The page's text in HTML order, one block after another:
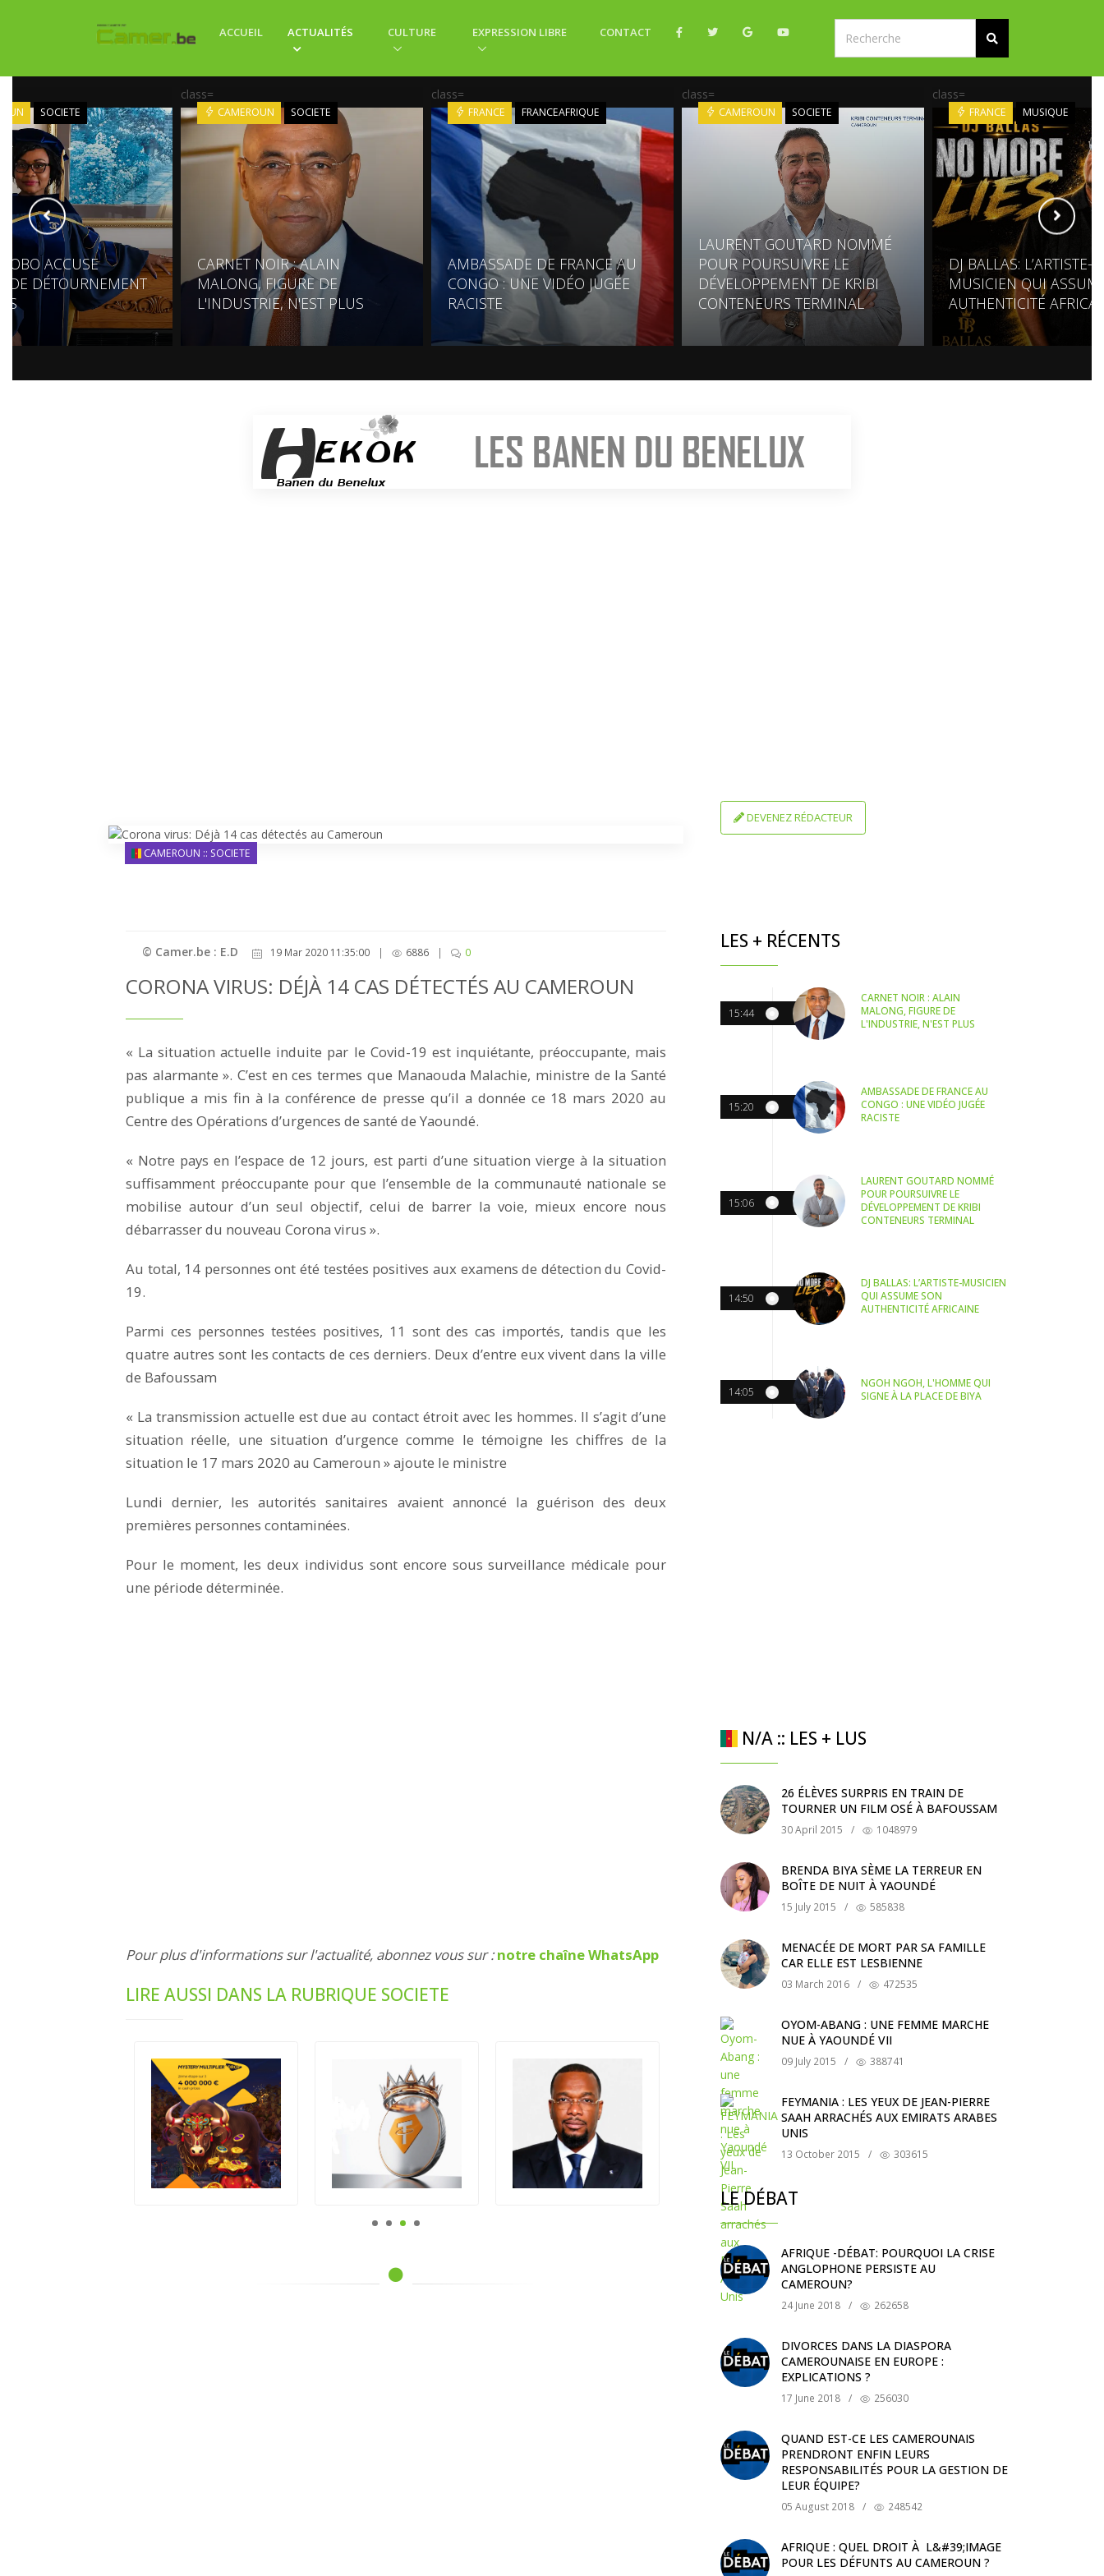
ACCUEIL ACTUALITÉS CULTURE EXPRESSION LIBRE CONTACT
SOCIETE
ACCUSE
DE DÉTOURNEMENT
class=
CAMEROUN SOCIETE
CARNET NOIR : ALAIN
MALONG, FIGURE DE
L'INDUSTRIE, N'EST PLUS
class=
FRANCE FRANCEAFRIQUE
AMBASSADE DE FRANCE AU
CONGO : UNE VIDÉO JUGÉE
RACISTE
class=
CAMEROUN SOCIETE
LAURENT GOUTARD NOMMÉ
POUR POURSUIVRE LE
DÉVELOPPEMENT DE KRIBI
CONTENEURS TERMINAL
class=
FRANCE MUSIQUE
DJ BALLAS: L’ARTISTE-
MUSICIEN QUI
AUTHENTICITÉ
CAMEROUN :: SOCIETE
© Camer.be : E.D 19 Mar 2020 11:35:00 | 6886 | 0
CORONA VIRUS: DÉJÀ 14 CAS DÉTECTÉS AU CAMEROUN
« La situation actuelle induite par le Covid-19 est inquiétante, préoccupante, mais
pas alarmante ». C’est en ces termes que Manaouda Malachie, ministre de la Santé
publique a mis fin à la conférence de presse qu’il a donnée ce 18 mars 2020 au
Centre des Opérations d’urgences de santé de Yaoundé.
« Notre pays en l’espace de 12 jours, est parti d’une situation vierge à la situation
suffisamment préoccupante pour que l’ensemble de la communauté nationale se
mobilise autour d’un seul objectif, celui de barrer la voie, mieux encore nous
débarrasser du nouveau Corona virus ».
Au total, 14 personnes ont été testées positives aux examens de détection du Covid-
19.
Parmi ces personnes testées positives, 11 sont des cas importés, tandis que les
quatre autres sont les contacts de ces derniers. Deux d’entre eux vivent dans la ville
de Bafoussam
« La transmission actuelle est due au contact étroit avec les hommes. Il s’agit d’une
situation réelle, une situation d’urgence comme le témoigne les chiffres de la
situation le 17 mars 2020 au Cameroun » ajoute le ministre
Lundi dernier, les autorités sanitaires avaient annoncé la guérison des deux
premières personnes contaminées.
Pour le moment, les deux individus sont encore sous surveillance médicale pour
une période déterminée.
Pour plus d'informations sur l'actualité, abonnez vous sur :notre chaîne WhatsApp
LIRE AUSSI DANS LA RUBRIQUE SOCIETE
DEVENEZ RÉDACTEUR
LES + RÉCENTS
15:44
CARNET NOIR : ALAIN
MALONG, FIGURE DE
L'INDUSTRIE, N'EST PLUS
15:20
AMBASSADE DE FRANCE AU
CONGO : UNE VIDÉO JUGÉE
RACISTE
15:06
LAURENT GOUTARD NOMMÉ
POUR POURSUIVRE LE
DÉVELOPPEMENT DE KRIBI
CONTENEURS TERMINAL
14:50
DJ BALLAS: L’ARTISTE-MUSICIEN
QUI ASSUME SON
AUTHENTICITÉ AFRICAINE
14:05
NGOH NGOH, L'HOMME QUI
SIGNE À LA PLACE DE BIYA
N/A :: LES + LUS
26 ÉLÈVES SURPRIS EN TRAIN DE
TOURNER UN FILM OSÉ À BAFOUSSAM
30 April 2015 / 1048979
BRENDA BIYA SÈME LA TERREUR EN
BOÎTE DE NUIT À YAOUNDÉ
15 July 2015 / 585838
MENACÉE DE MORT PAR SA FAMILLE
CAR ELLE EST LESBIENNE
03 March 2016 / 472535
OYOM-ABANG : UNE FEMME MARCHE
NUE À YAOUNDÉ VII
09 July 2015 / 388741
FEYMANIA : LES YEUX DE JEAN-PIERRE
SAAH ARRACHÉS AUX EMIRATS ARABES
UNIS
13 October 2015 / 303615
LE DÉBAT
AFRIQUE -DÉBAT: POURQUOI LA CRISE
ANGLOPHONE PERSISTE AU
CAMEROUN?
24 June 2018 / 262658
DIVORCES DANS LA DIASPORA
CAMEROUNAISE EN EUROPE :
EXPLICATIONS ?
17 June 2018 / 256030
QUAND EST-CE LES CAMEROUNAIS
PRENDRONT ENFIN LEURS
RESPONSABILITÉS POUR LA GESTION DE
LEUR ÉQUIPE?
05 August 2018 / 248542
AFRIQUE : QUEL DROIT À L&#39;IMAGE
POUR LES DÉFUNTS AU CAMEROUN ?